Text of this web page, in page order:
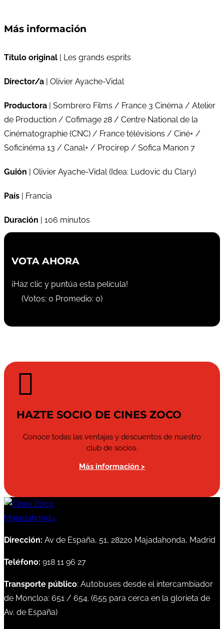
Más información
Título original | Les grands esprits
Director/a | Olivier Ayache-Vidal
Productora | Sombrero Films / France 3 Cinéma / Atelier
de Production / Cofimage 28 / Centre National de la
Cinématographie (CNC) / France télévisions / Ciné+ /
Soficinéma 13 / Canal+ / Procirep / Sofica Manon 7
Guión | Olivier Ayache-Vidal (Idea: Ludovic du Clary)
País | Francia
Duración | 106 minutos
VOTA AHORA
¡Haz clic y puntúa esta película!
(Votos: 0 Promedio: 0)

HAZTE SOCIO DE CINES ZOCO
Conoce todas las ventajas y descuentos de nuestro
club de socios.
Más información >
Dirección: Av de España, 51, 28220 Majadahonda, Madrid
Teléfono: 918 11 96 27
Transporte público: Autobuses desde el intercambiador
de Moncloa: 651 / 654. (655 para cerca en la glorieta de
Av. de España)